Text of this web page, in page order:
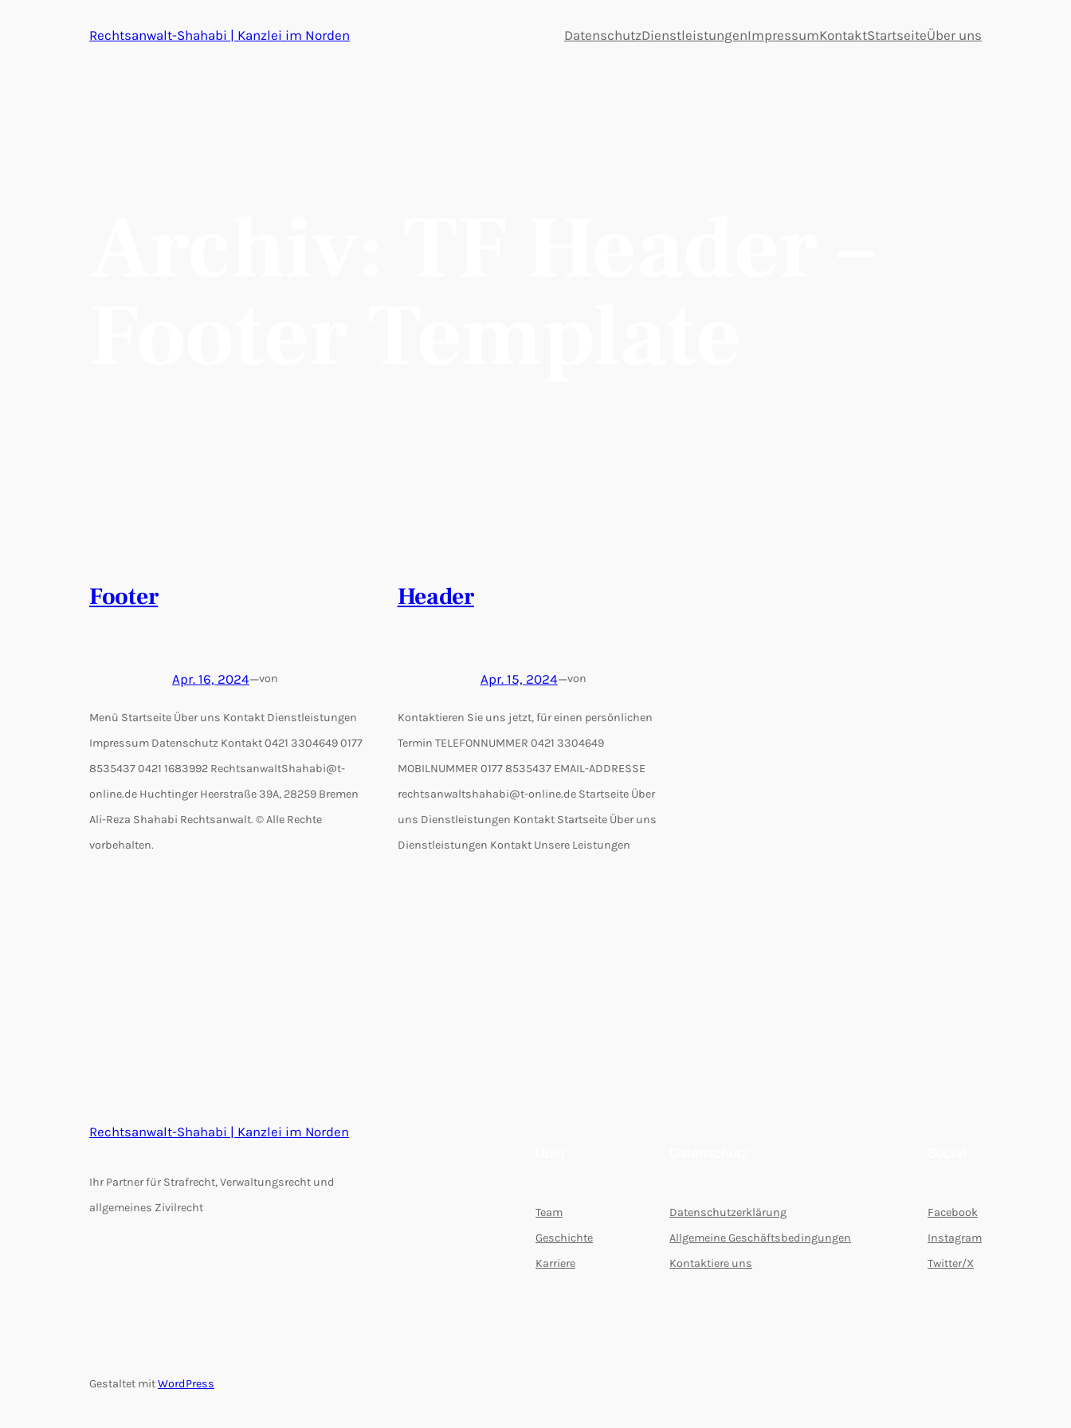
Rechtsanwalt-Shahabi | Kanzlei im Norden DatenschutzDienstleistungenImpressumKontaktStartseiteÜber uns
Footer
Apr. 16, 2024—von
Menü Startseite Über uns Kontakt Dienstleistungen
Impressum Datenschutz Kontakt 0421 3304649 0177
8535437 0421 1683992 RechtsanwaltShahabi@t-
online.de Huchtinger Heerstraße 39A, 28259 Bremen
Ali-Reza Shahabi Rechtsanwalt. © Alle Rechte
vorbehalten.
Header
Apr. 15, 2024—von
Kontaktieren Sie uns jetzt, für einen persönlichen
Termin TELEFONNUMMER 0421 3304649
MOBILNUMMER 0177 8535437 EMAIL-ADDRESS​E
rechtsanwaltshahabi@t-online.de Startseite Über
uns Dienstleistungen Kontakt Startseite Über uns
Dienstleistungen Kontakt Unsere Leistungen
Rechtsanwalt-Shahabi | Kanzlei im Norden
Ihr Partner für Strafrecht, Verwaltungsrecht und
allgemeines Zivilrecht
Team
Geschichte
Karriere
Datenschutzerklärung
Allgemeine Geschäftsbedingungen
Kontaktiere uns
Facebook
Instagram
Twitter/X
Gestaltet mitWordPress